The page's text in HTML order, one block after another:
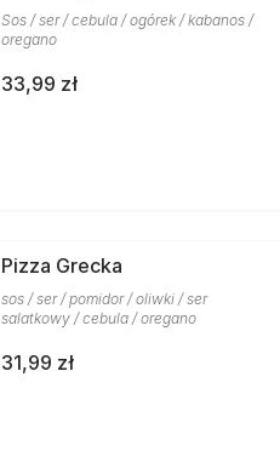
Sos / ser / cebula / ogórek / kabanos /
oregano
33,99 zł
Pizza Grecka
sos / ser / pomidor / oliwki / ser
salatkowy / cebula / oregano
31,99 zł